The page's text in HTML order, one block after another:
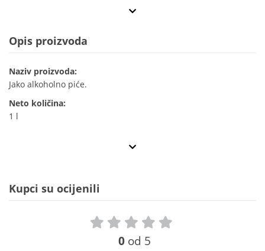
Opis proizvoda
Naziv proizvoda:
Jako alkoholno piće.
Neto količina:
1 l
Kupci su ocijenili
0 od 5